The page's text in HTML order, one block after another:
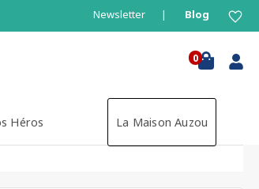
Newsletter Blog
0
Héros La Maison Auzou